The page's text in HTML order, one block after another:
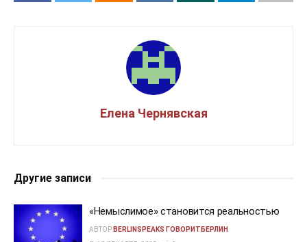
Елена Чернявская
Другие записи
«Немыслимое» становится реальностью
АВТОР BERLINSPEAKS ГОВОРИТБЕРЛИН